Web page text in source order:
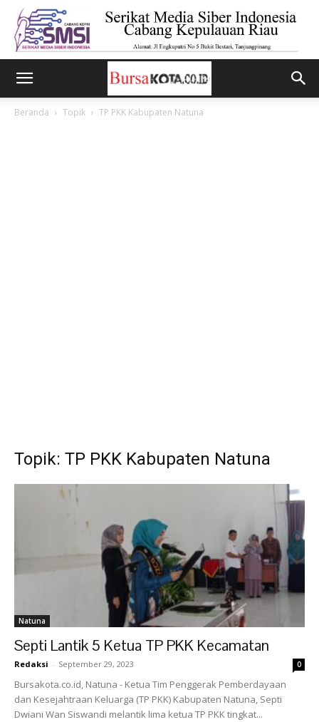
Beranda Topik TP PKK Kabupaten Natuna
Topik: TP PKK Kabupaten Natuna
Natuna
Septi Lantik 5 Ketua TP PKK Kecamatan
Redaksi - September 29, 2023 0
Bursakota.co.id, Natuna - Ketua Tim Penggerak Pemberdayaan
dan Kesejahtraan Keluarga (TP PKK) Kabupaten Natuna, Septi
Dwiani Wan Siswandi melantik lima ketua TP PKK tingkat...